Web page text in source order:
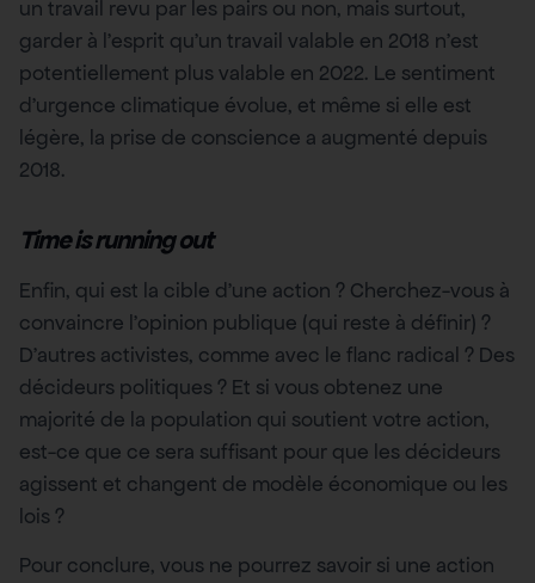
un travail revu par les pairs ou non, mais surtout,
garder à l’esprit qu’un travail valable en 2018 n’est
potentiellement plus valable en 2022. Le sentiment
d’urgence climatique évolue, et même si elle est
légère, la prise de conscience a augmenté depuis
2018.
Time is running out
Enfin, qui est la cible d’une action ? Cherchez-vous à
convaincre l’opinion publique (qui reste à définir) ?
D’autres activistes, comme avec le flanc radical ? Des
décideurs politiques ? Et si vous obtenez une
majorité de la population qui soutient votre action,
est-ce que ce sera suffisant pour que les décideurs
agissent et changent de modèle économique ou les
lois ?
Pour conclure, vous ne pourrez savoir si une action